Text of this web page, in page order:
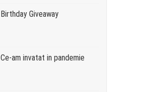
Birthday Giveaway
Ce-am invatat in pandemie